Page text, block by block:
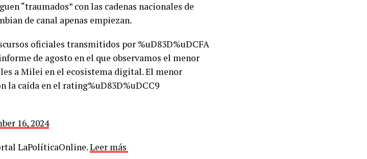
“traumados” con las cadenas nacionales de
de canal apenas empiezan.
oficiales transmitidos por %uD83D%uDCFA
de agosto en el que observamos el menor
a Milei en el ecosistema digital. El menor
la caída en el rating%uD83D%uDCC9
16, 2024
LaPolíticaOnline.Leer más